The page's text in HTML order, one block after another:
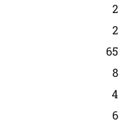
2
2
65
8
4
6